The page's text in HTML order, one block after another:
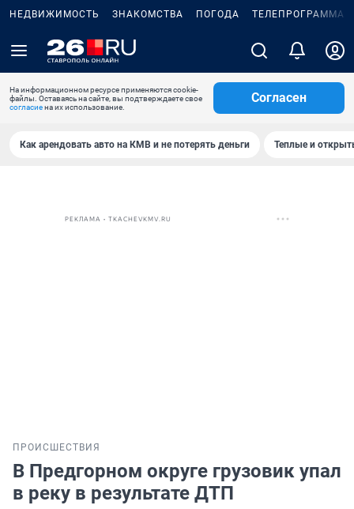
НЕДВИЖИМОСТЬ ЗНАКОМСТВА ПОГОДА ТЕЛЕПРОГРАММА
На информационном ресурсе применяются cookie-
файлы. Оставаясь на сайте, вы подтверждаете свое
согласиена их использование.
Согласен
Как арендовать авто на КМВ и не потерять деньги Теплые и
РЕКЛАМА • TKACHEVKMV.RU
ПРОИСШЕСТВИЯ
В Предгорном округе грузовик упал
в реку в результате ДТП